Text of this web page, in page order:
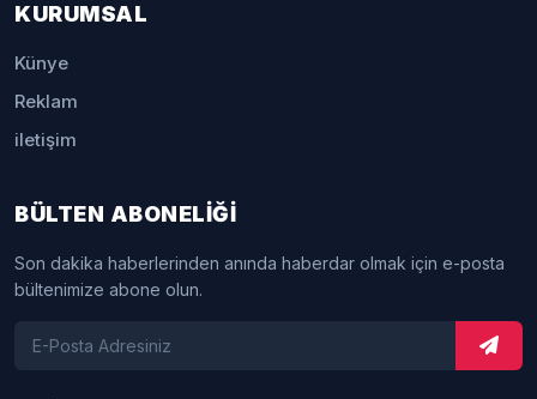
KURUMSAL
Künye
Reklam
iletişim
BÜLTEN ABONELİĞİ
Son dakika haberlerinden anında haberdar olmak için e-posta
bültenimize abone olun.